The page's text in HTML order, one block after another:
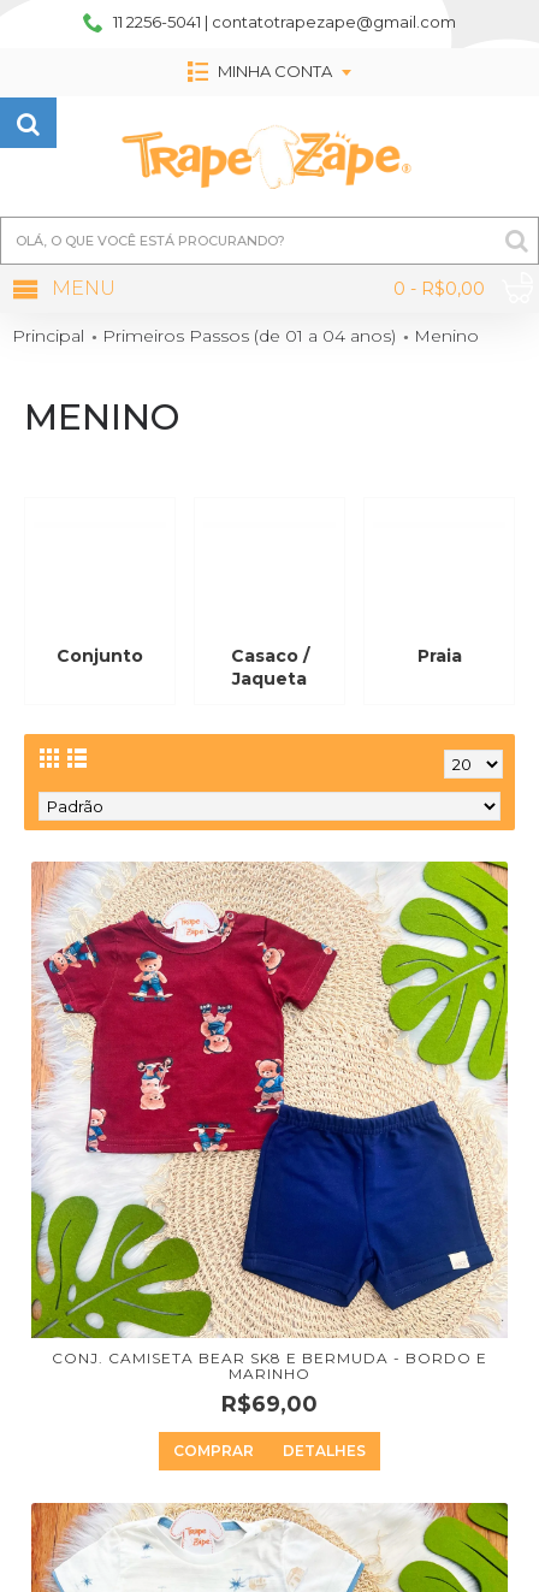
11 2256-5041 | contatotrapezape@gmail.com
MINHA CONTA
0 - R$0,00
MENU
Principal Primeiros Passos (de 01 a 04 anos) Menino
MENINO
Conjunto
Casaco /
Jaqueta
Praia
CONJ. CAMISETA BEAR SK8 E BERMUDA - BORDO E
MARINHO
R$69,00
COMPRAR DETALHES